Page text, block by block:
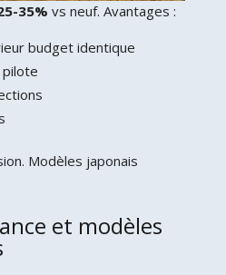
35% vs neuf. Avantages :
budget identique
Modèles japonais
et modèles